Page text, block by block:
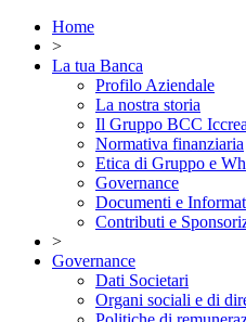
Home
>
La tua Banca
Profilo Aziendale
La nostra storia
Il Gruppo BCC Iccrea
Normativa finanziaria
Etica di Gruppo e
Governance
Documenti e
Contributi e
>
Governance
Dati Societari
Organi sociali e di